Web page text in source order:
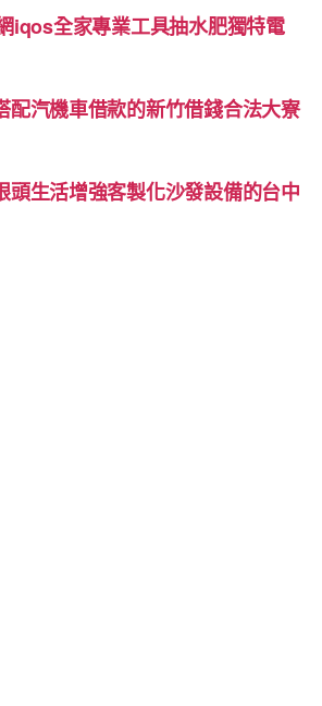
iqos全家專業工具抽水肥獨特電
配汽機車借款的新竹借錢合法大寮
頭生活增強客製化沙發設備的台中